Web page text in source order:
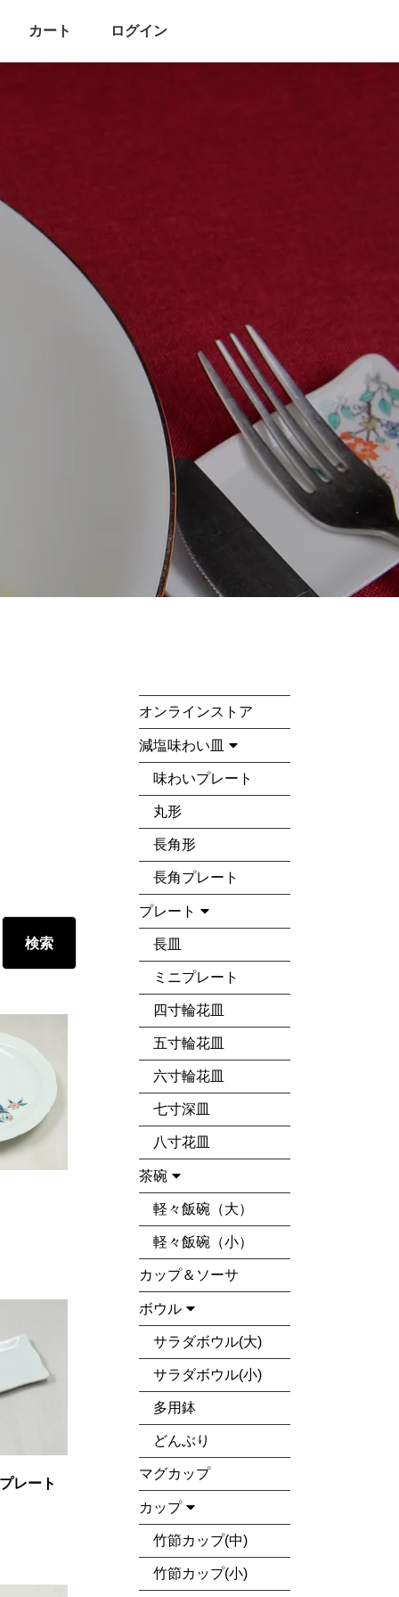
カート ログイン
レート
オンラインストア
減塩味わい皿
味わいプレート
丸形
長角形
長角プレート
プレート
長皿
ミニプレート
四寸輪花皿
五寸輪花皿
六寸輪花皿
七寸深皿
八寸花皿
茶碗
軽々飯碗（大）
軽々飯碗（小）
カップ＆ソーサ
ボウル
サラダボウル(大)
サラダボウル(小)
多用鉢
どんぶり
マグカップ
カップ
竹節カップ(中)
竹節カップ(小)